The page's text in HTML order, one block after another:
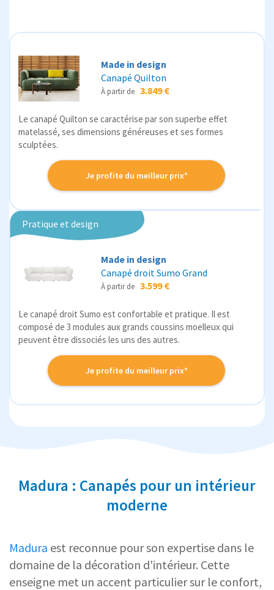
Made in design
Canapé Quilton
À partir de3.849 €
Le canapé Quilton se caractérise par son superbe effet
matelassé, ses dimensions généreuses et ses formes
sculptées.
Je profite du meilleur prix*
Pratique et design
Made in design
Canapé droit Sumo Grand
À partir de3.599 €
Le canapé droit Sumo est confortable et pratique. Il est
composé de 3 modules aux grands coussins moelleux qui
peuvent être dissociés les uns des autres.
Je profite du meilleur prix*
Madura : Canapés pour un intérieur
moderne
Madura est reconnue pour son expertise dans le
domaine de la décoration d'intérieur. Cette
enseigne met un accent particulier sur le confort,